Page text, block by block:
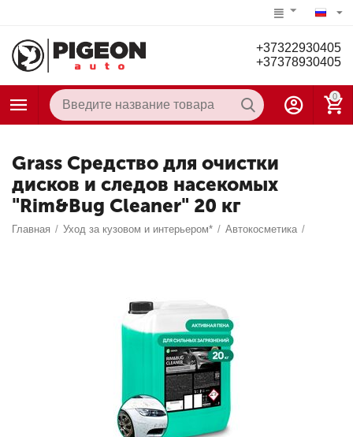
+37322930405
+37378930405
0
Grass Средство для очистки
дисков и следов насекомых
"Rim&Bug Cleaner" 20 кг
Главная / Уход за кузовом и интерьером* / Автокосметика /